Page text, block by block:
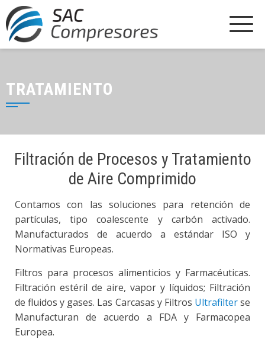
TRATAMIENTO
Filtración de Procesos y Tratamiento
de Aire Comprimido
Contamos con las soluciones para retención de
partículas, tipo coalescente y carbón activado.
Manufacturados de acuerdo a estándar ISO y
Normativas Europeas.
Filtros para procesos alimenticios y Farmacéuticas.
Filtración estéril de aire, vapor y líquidos; Filtración
de fluidos y gases. Las Carcasas y Filtros Ultrafilterse
Manufacturan de acuerdo a FDA y Farmacopea
Europea.